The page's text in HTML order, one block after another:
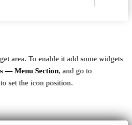
|
area. To enable it add some widgets
— Menu Section, and go to
to set the icon position.